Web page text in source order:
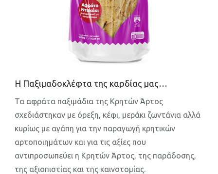
Η Παξιμαδοκλέφτα της καρδίας μας…
Τα αφράτα παξιμάδια της Κρητών Άρτος
σχεδιάστηκαν με όρεξη, κέφι, μεράκι ζωντάνια αλλά
κυρίως με αγάπη για την παραγωγή κρητικών
αρτοποιημάτων και για τις αξίες που
αντιπροσωπεύει η Κρητών Άρτος, της παράδοσης,
της αξιοπιστίας και της καινοτομίας.